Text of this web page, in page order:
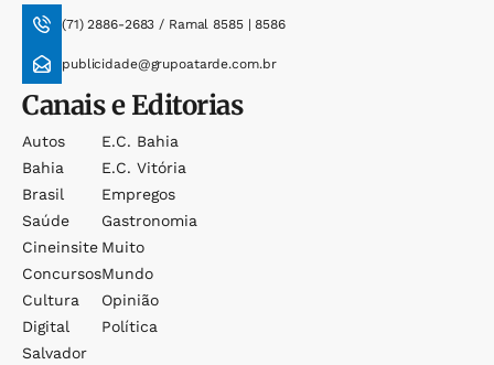
(71) 2886-2683 / Ramal 8585 | 8586
publicidade@grupoatarde.com.br
Canais e Editorias
Autos
Bahia
Brasil
Saúde
Cineinsite
Concursos
Cultura
Digital
Salvador
E.c. Bahia
E.c. Vitória
Empregos
Gastronomia
Muito
Mundo
Opinião
Política